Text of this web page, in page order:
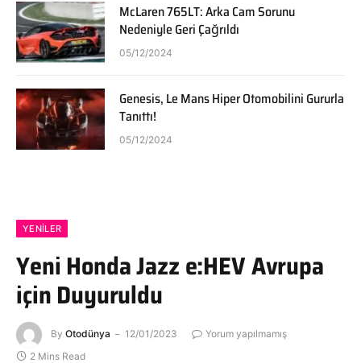
McLaren 765LT: Arka Cam Sorunu
Nedeniyle Geri Çağrıldı
05/12/2024
Genesis, Le Mans Hiper Otomobilini Gururla
Tanıttı!
05/12/2024
YENILER
Yeni Honda Jazz e:HEV Avrupa
için Duyuruldu
By Otodünya 12/01/2023
Yorum yapılmamış
2 Mins Read